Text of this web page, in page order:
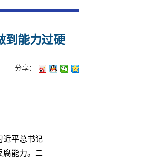
到能力过硬
分享：
近平总书记
腐能力。二